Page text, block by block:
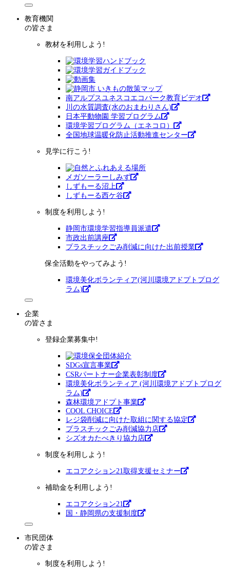
教育機関
の皆さま
教材を利用しよう!
南アルプスユネスコエコパーク教育ビデオ
川の水質調査(水のおまわりさん)
日本平動物園 学習プログラム
環境学習プログラム（エネコロ）
全国地球温暖化防止活動推進センター
見学に行こう!
メガソーラーしみず
しずもーる沼上
しずもーる⻄ケ谷
制度を利用しよう!
静岡市環境学習指導員派遣
市政出前講座
プラスチックごみ削減に向けた出前授業
保全活動をやってみよう!
環境美化ボランティア(河川環境アドプトプログ
ラム)
企業
の皆さま
登録企業募集中!
SDGs宣言事業
CSRパートナー企業表彰制度
環境美化ボランティア (河川環境アドプトプログ
ラム)
森林環境アドプト事業
COOL CHOICE
レジ袋削減に向けた取組に関する協定
プラスチックごみ削減協力店
シズオカたべきり協力店
制度を利用しよう!
エコアクション21取得支援セミナー
補助金を利用しよう!
エコアクション21
国・静岡県の支援制度
市民団体
の皆さま
制度を利用しよう!